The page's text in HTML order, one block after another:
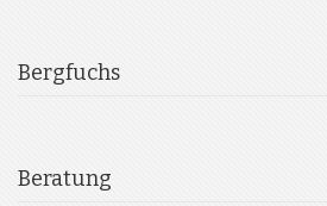
Bergfuchs
Beratung